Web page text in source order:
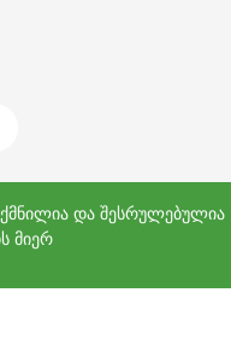
და შესრულებულია
მიერ